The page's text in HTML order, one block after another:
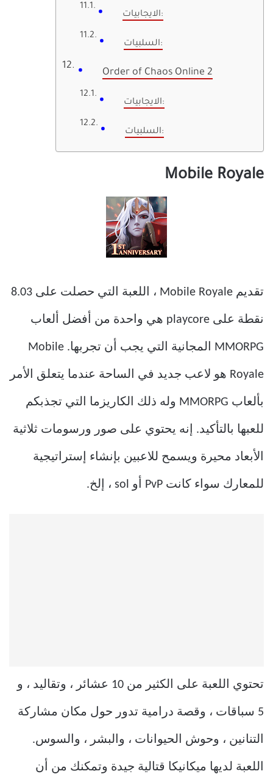
الايجابيات:
السلبيات:
Order of Chaos Online 2
الايجابيات:
السلبيات:
Mobile Royale
تقديم Mobile Royale ، اللعبة التي حصلت على 8.03
نقطة على playcore هي واحدة من أفضل ألعاب
MMORPG المجانية التي يجب أن تجربها. Mobile
Royale هو لاعب جديد في الساحة عندما يتعلق الأمر
بألعاب MMORPG وله ذلك الكاريزما التي تجذبكم
للعبها بالتأكيد. إنه يحتوي على صور ورسومات ثلاثية
الأبعاد محيرة ويسمح للاعبين بإنشاء إستراتيجية
للمعارك سواء كانت PvP أو sol ، إلخ.
تحتوي اللعبة على الكثير من 10 عشائر ، وتقاليد ، و
5 سباقات ، وقصة درامية تدور حول مكان مشاركة
التنانين ، وحوش الحيوانات ، والبشر ، والسوس.
اللعبة لديها ميكانيكا قتالية جيدة وتمكنك من أن